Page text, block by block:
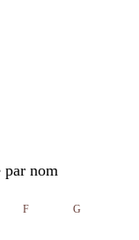
par nom
F G